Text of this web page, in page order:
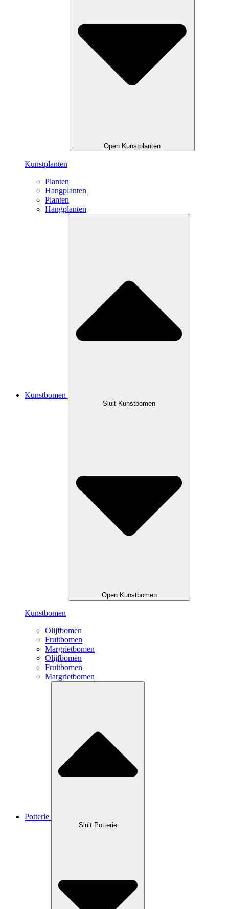
Open Kunstplanten
Kunstplanten
Planten
Hangplanten
Planten
Hangplanten
Kunstbomen
Sluit Kunstbomen
Open Kunstbomen
Kunstbomen
Olijfbomen
Fruitbomen
Margrietbomen
Olijfbomen
Fruitbomen
Margrietbomen
Potterie
Sluit Potterie